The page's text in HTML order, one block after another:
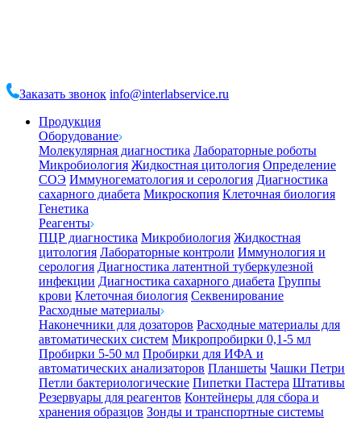
Заказать звонок info@interlabservice.ru
Продукция
Оборудование
Молекулярная диагностика Лабораторные роботы
Микробиология Жидкостная цитология Определение
СОЭ Иммуногематология и серология Диагностика
сахарного диабета Микроскопия Клеточная биология
Генетика
Реагенты
ПЦР диагностика Микробиология Жидкостная
цитология Лабораторные контроли Иммунология и
серология Диагностика латентной туберкулезной
инфекции Диагностика сахарного диабета Группы
крови Клеточная биология Секвенирование
Расходные материалы
Наконечники для дозаторов Расходные материалы для
автоматических систем Микропробирки 0,1-5 мл
Пробирки 5-50 мл Пробирки для ИФА и
автоматических анализаторов Планшеты Чашки Петри
Петли бактериологические Пипетки Пастера Штативы
Резервуары для реагентов Контейнеры для сбора и
хранения образцов Зонды и транспортные системы